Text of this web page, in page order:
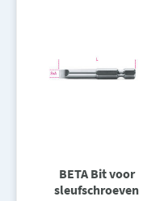
BETA Bit voor
sleufschroeven